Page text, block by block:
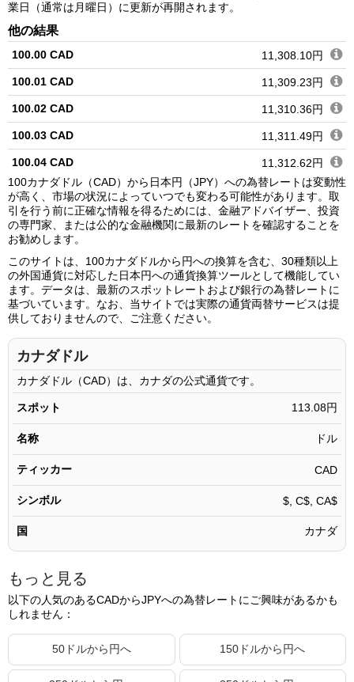
業日（通常は月曜日）に更新が再開されます。
他の結果
100.00 CAD 11,308.10円
100.01 CAD 11,309.23円
100.02 CAD 11,310.36円
100.03 CAD 11,311.49円
100.04 CAD 11,312.62円
100.05 CAD 11,313.75円
100.06 CAD 11,314.88円
100.07 CAD
100.08 CAD 11,317.15円
100.09 CAD 11,318.28円
100.10 CAD
100.11 CAD
100.12 CAD
100.13 CAD 11,322.80円
100.14 CAD 11,323.93円
100.15 CAD 11,325.06円
100.16 CAD 11,326.19円
100.18 CAD 11,328.45円
100.20 CAD 11,330.72円
100.21 CAD
100.22 CAD 11,332.98円
100.23 CAD 11,334.11円
100カナダドル（CAD）から日本円（JPY）への為替レートは変動性
が高く、市場の状況によっていつでも変わる可能性があります。取
引を行う前に正確な情報を得るためには、金融アドバイザー、投資
の専門家、または公的な金融機関に最新のレートを確認することを
お勧めします。
このサイトは、100カナダドルから円への換算を含む、30種類以上
の外国通貨に対応した日本円への通貨換算ツールとして機能してい
ます。データは、最新のスポットレートおよび銀行の為替レートに
基づいています。なお、当サイトでは実際の通貨両替サービスは提
供しておりませんので、ご注意ください。
カナダドル
カナダドル（CAD）は、カナダの公式通貨です。
スポット 113.08円
名称 ドル
ティッカー CAD
シンボル $, C$, CA$
国 カナダ
もっと見る
以下の人気のあるCADからJPYへの為替レートにご興味があるかも
しれません：
50ドルから円へ 150ドルから円へ